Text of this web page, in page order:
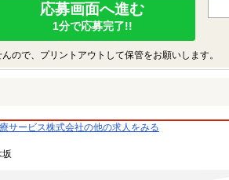
応募画面へ進む
1分で応募完了!!
ので、プリントアウトして保管をお願いします。
サービス株式会社の他の求人をみる